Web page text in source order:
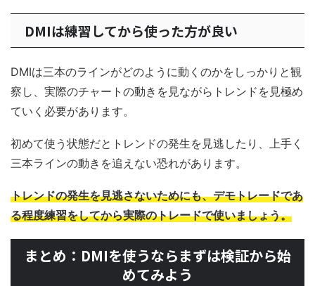
DMIは練習してから使った方が良い
DMIは三本のラインがどのように動くのかをしっかりと観
察し、実際のチャートの動きを見ながらトレンドを見極め
ていく必要があります。
初めて使う状態だとトレンドの発生を見逃したり、上手く
三本ラインの動きを追えない恐れがあります。
トレンドの発生を見逃さないためにも、デモトレードであ
る程度練習をしてから実際のトレードで使いましょう。
まとめ：DMIを使うならまずは検証から始
めてみよう